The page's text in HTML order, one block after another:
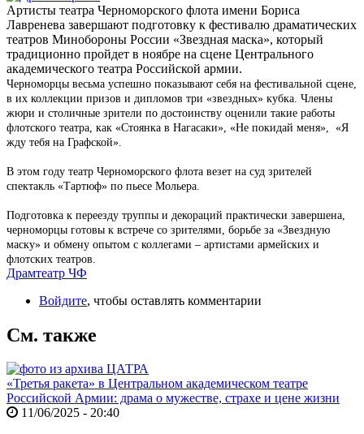
Артисты театра Черноморского флота имени Бориса
Лавренева завершают подготовку к фестивалю драматических
театров Минобороны России «Звездная маска», который
традиционно пройдет в ноябре на сцене Центрального
академического театра Российской армии.
Черноморцы весьма успешно показывают себя на фестивальной сцене,
в их коллекции призов и дипломов три «звездных» кубка. Члены
жюри и столичные зрители по достоинству оценили такие работы
флотского театра, как «Стоянка в Нагасаки», «Не покидай меня», «Я
жду тебя на Графской».
В этом году театр Черноморского флота везет на суд зрителей
спектакль «Тартюф» по пьесе Мольера.
Подготовка к переезду труппы и декораций практически завершена,
черноморцы готовы к встрече со зрителями, борьбе за «Звездную
маску» и обмену опытом с коллегами – артистами армейских и
флотских театров.
Драмтеатр ЧФ
Войдите, чтобы оставлять комментарии
См. также
«Третья ракета» в Центральном академическом театре
Российской Армии: драма о мужестве, страхе и цене жизни
11/06/2025 - 20:40